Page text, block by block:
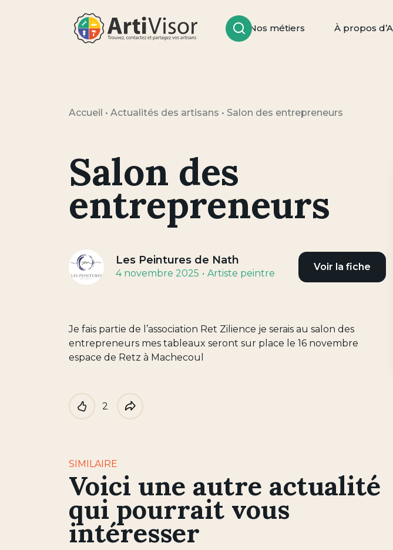
Nos métiers À propos
Rechercher un artisan
Rechercher
Accueil • Actualités des artisans • Salon des entrepreneurs
Salon des
entrepreneurs
Les Peintures de Nath
4 novembre 2025 Artiste peintre
Voir la fiche
Je fais partie de l’association Ret Zilience je serais au salon des
entrepreneurs mes tableaux seront sur place le 16 novembre
espace de Retz à Machecoul
Like
2
Partager
SIMILAIRE
Voici une autre actualité
qui pourrait vous
intéresser